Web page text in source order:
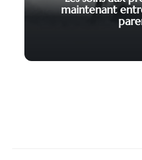
maintenant